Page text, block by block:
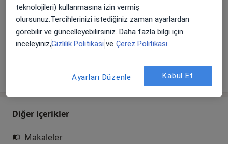
Ozon Terapi
Proloterapi
Randevu
Diğer içerikler
Makaleler
teknolojileri) kullanmasına izin vermiş
olursunuz.Tercihlerinizi istediğiniz zaman ayarlardan
görebilir ve güncelleyebilirsiniz. Daha fazla bilgi için
inceleyiniz,Gizlilik Politikası ve Çerez Politikası.
Ayarları Düzenle Kabul Et